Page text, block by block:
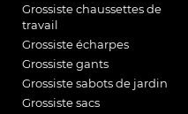
Grossiste chaussettes de
travail
Grossiste écharpes
Grossiste gants
Grossiste sabots de jardin
Grossiste sacs